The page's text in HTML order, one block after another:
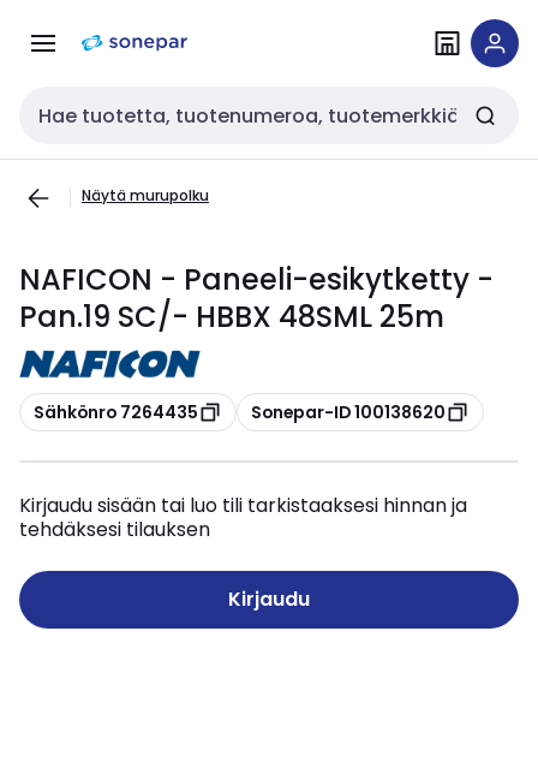
navigointiinsisältöön
Haku
Näytä murupolku
NAFICON - Paneeli-esikytketty -
Pan.19 SC/- HBBX 48SML 25m
Kopioi
Sähkönro 7264435 Kopioi
Sonepar-ID 100138620
Kirjaudu sisään tai luo tili tarkistaaksesi hinnan ja
tehdäksesi tilauksen
Kirjaudu